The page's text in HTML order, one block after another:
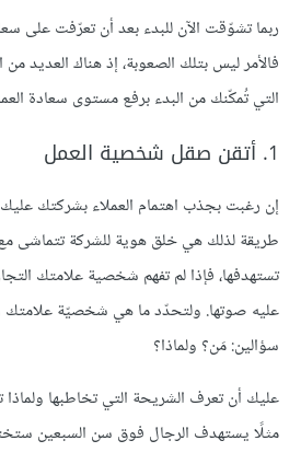
ربما تشوّقت الآن للبدء بعد أن تعرّفت على
فالأمر ليس بتلك الصعوبة، إذ هناك العديد
التي تُمكّنك من البدء برفع مستوى سعادة
1. أتقن صقل شخصية العمل
إن رغبت بجذب اهتمام العملاء بشركتك
طريقة لذلك هي خلق هوية للشركة تتماشى
تستهدفها، فإذا لم تفهم شخصية علامتك
عليه صوتها. ولتحدّد ما هي شخصيّة
سؤالين: مَن؟ ولماذا؟
عليك أن تعرف الشريحة التي تخاطبها
مثلًا يستهدف الرجال فوق سن السبعين